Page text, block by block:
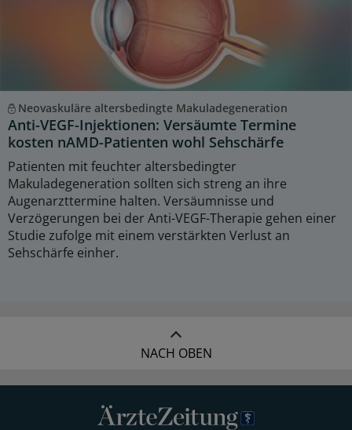
Neovaskuläre altersbedingte Makuladegeneration
Anti-VEGF-Injektionen: Versäumte Termine
kosten nAMD-Patienten wohl Sehschärfe
Patienten mit feuchter altersbedingter
Makuladegeneration sollten sich streng an ihre
Augenarzttermine halten. Versäumnisse und
Verzögerungen bei der Anti-VEGF-Therapie gehen einer
Studie zufolge mit einem verstärkten Verlust an
Sehschärfe einher.
NACH OBEN